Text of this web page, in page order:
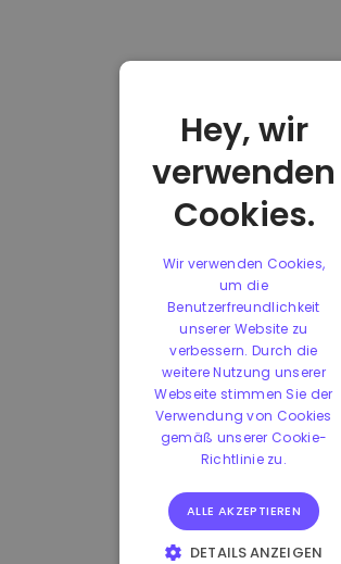
Hey, wir
verwenden
Cookies.
Wir verwenden Cookies,
um die
Benutzerfreundlichkeit
unserer Website zu
verbessern. Durch die
weitere Nutzung unserer
Webseite stimmen Sie der
Verwendung von Cookies
gemäß unserer Cookie-
Richtlinie zu.
ALLE AKZEPTIEREN
DETAILS ANZEIGEN